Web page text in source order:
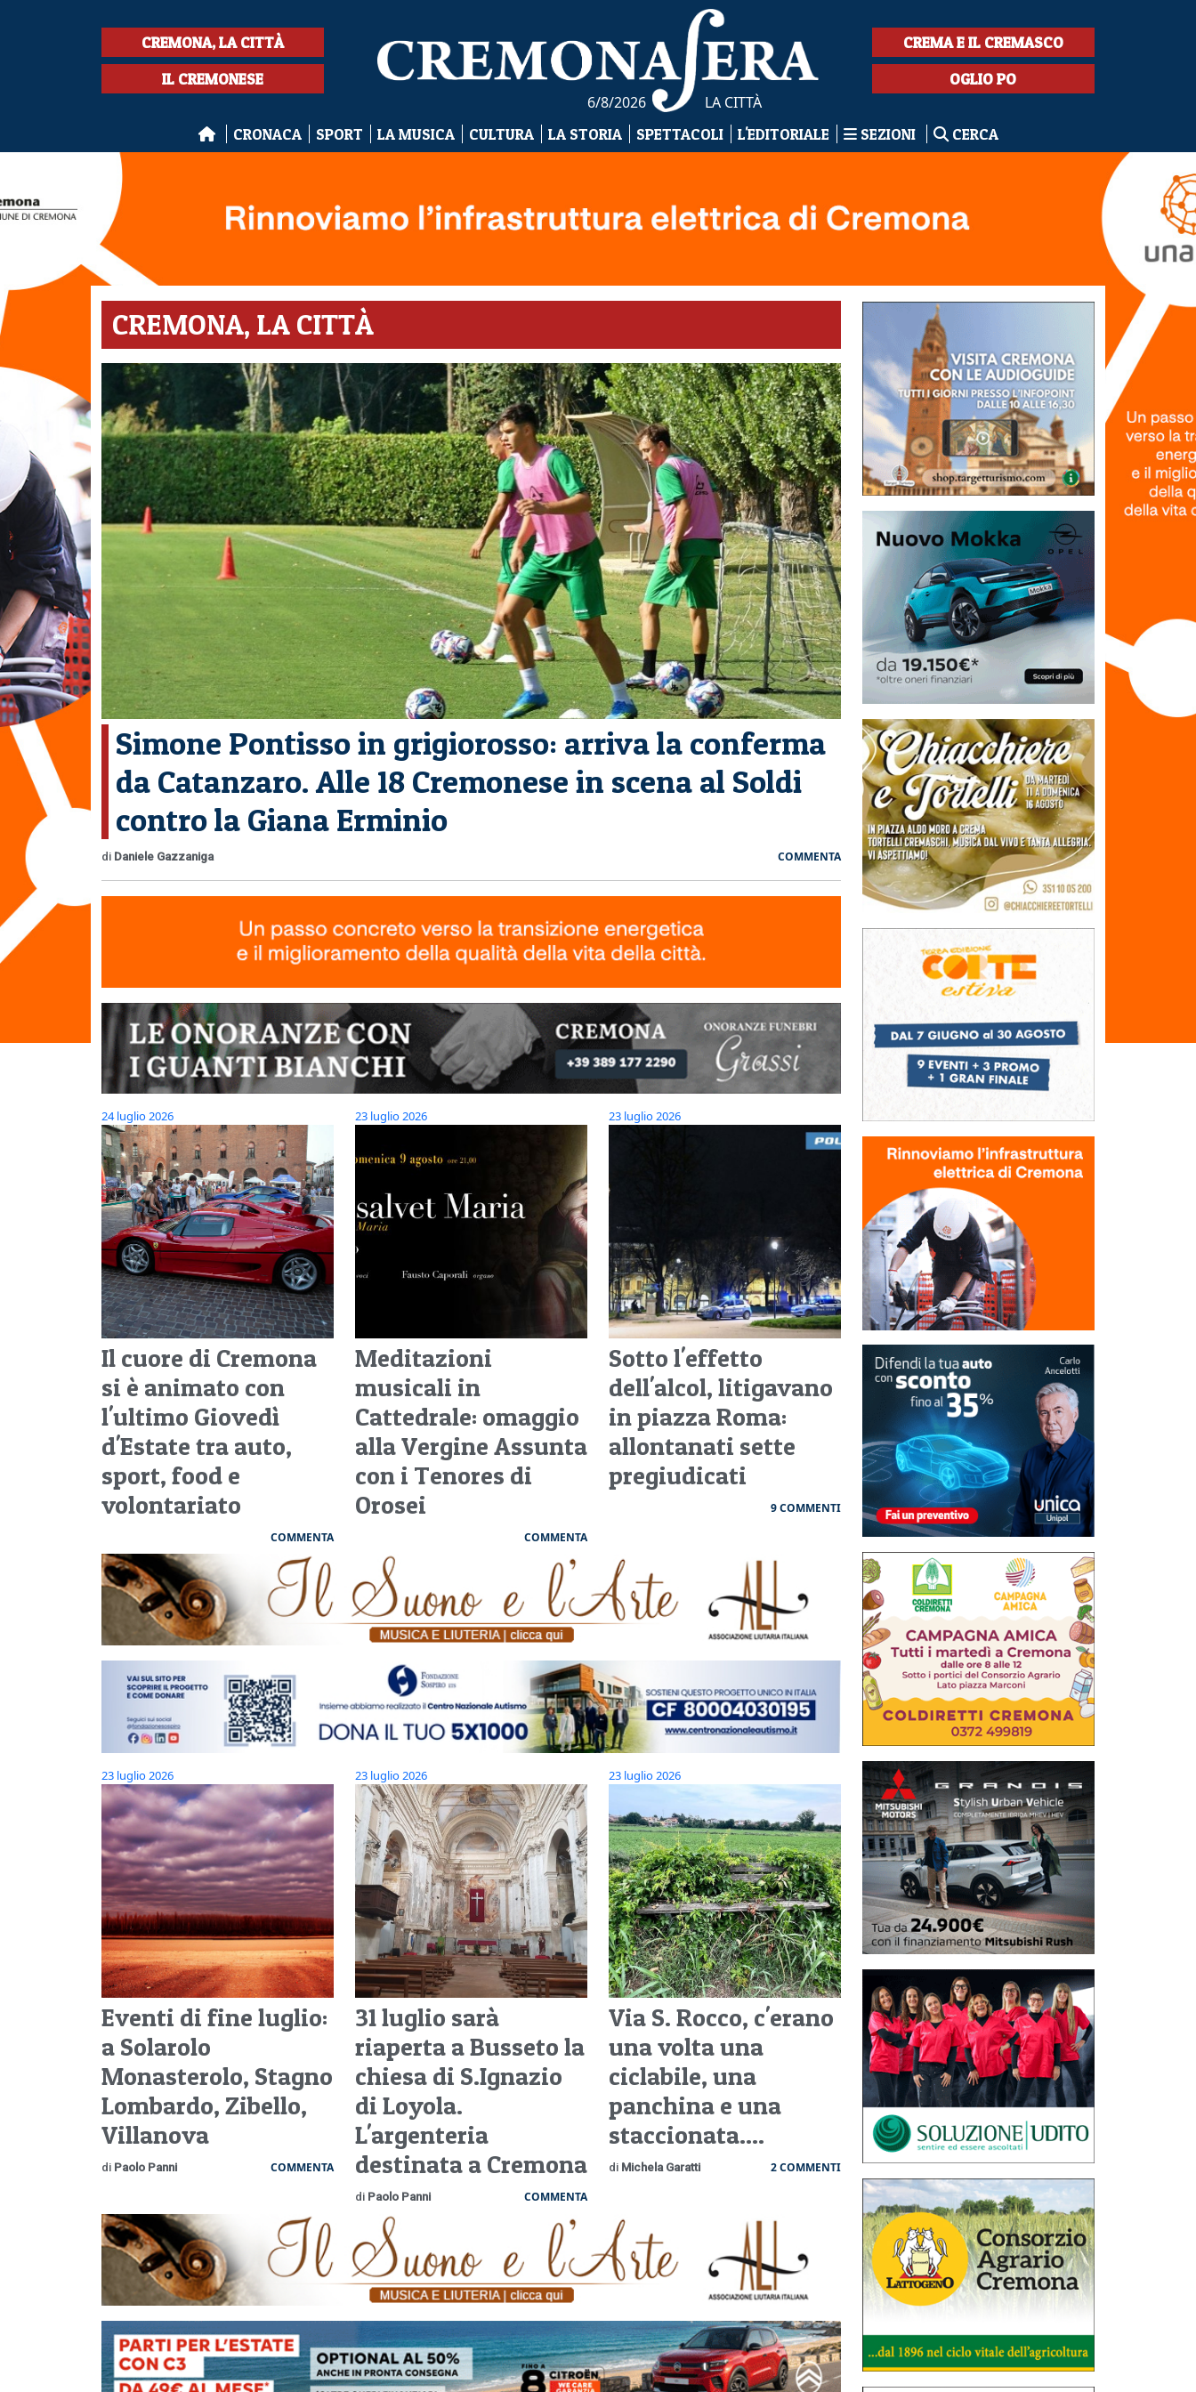
CREMONA, LA CITTÀ
IL CREMONESE
6/8/2026 LA CITTÀ
CREMA E IL CREMASCO
OGLIO PO
CRONACA SPORT LA MUSICA CULTURA LA STORIA SPETTACOLI L'EDITORIALE SEZIONI CERCA
CREMONA, LA CITTÀ
Simone Pontisso in grigiorosso: arriva la conferma
da Catanzaro. Alle 18 Cremonese in scena al Soldi
contro la Giana Erminio
di Daniele Gazzaniga COMMENTA
24 luglio 2026
Il cuore di Cremona
si è animato con
l'ultimo Giovedì
d'Estate tra auto,
sport, food e
volontariato
COMMENTA
23 luglio 2026
Meditazioni
musicali in
Cattedrale: omaggio
alla Vergine Assunta
con i Tenores di
Orosei
COMMENTA
23 luglio 2026
Sotto l'effetto
dell'alcol, litigavano
in piazza Roma:
allontanati sette
pregiudicati
9 COMMENTI
23 luglio 2026
Eventi di fine luglio:
a Solarolo
Monasterolo, Stagno
Lombardo, Zibello,
Villanova
di Paolo Panni COMMENTA
23 luglio 2026
31 luglio sarà
riaperta a Busseto la
chiesa di S.Ignazio
di Loyola.
L'argenteria
destinata a Cremona
di Paolo Panni COMMENTA
23 luglio 2026
Via S. Rocco, c'erano
una volta una
ciclabile, una
panchina e una
staccionata....
di Michela Garatti 2 COMMENTI